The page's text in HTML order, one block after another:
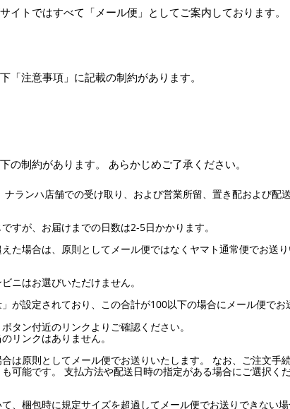
イトではすべて「メール便」としてご案内しております。
「注意事項」に記載の制約があります。
の制約があります。 あらかじめご了承ください。
ランハ店舗での受け取り、および営業所留、置き配および配
すが、お届けまでの日数は2-5日かかります。
た場合は、原則としてメール便ではなくヤマト通常便でお送
ニはお選びいただけません。
が設定されており、この合計が100以下の場合にメール便でお
タン付近のリンクよりご確認ください。
リンクはありません。
は原則としてメール便でお送りいたします。 なお、ご注文手
可能です。 支払方法や配送日時の指定がある場合にご選択く
、梱包時に規定サイズを超過してメール便でお送りできない